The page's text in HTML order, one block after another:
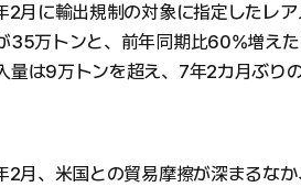
2月に輸出規制の対象に指定したレ
35万トンと、前年同期比60%増えた
量は9万トンを超え、7年2カ月ぶり
月、米国との貿易摩擦が深まるなか